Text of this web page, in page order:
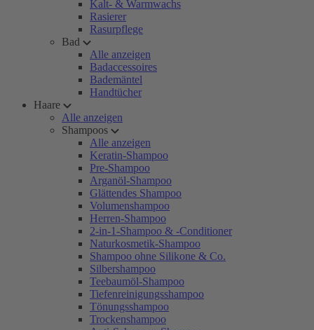
Kalt- & Warmwachs
Rasierer
Rasurpflege
Bad
Alle anzeigen
Badaccessoires
Bademäntel
Handtücher
Haare
Alle anzeigen
Shampoos
Alle anzeigen
Keratin-Shampoo
Pre-Shampoo
Arganöl-Shampoo
Glättendes Shampoo
Volumenshampoo
Herren-Shampoo
2-in-1-Shampoo & -Conditioner
Naturkosmetik-Shampoo
Shampoo ohne Silikone & Co.
Silbershampoo
Teebaumöl-Shampoo
Tiefenreinigungsshampoo
Tönungsshampoo
Trockenshampoo